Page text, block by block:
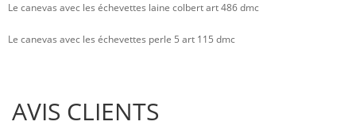
Le canevas avec les échevettes laine colbert art 486 dmc
Le canevas avec les échevettes perle 5 art 115 dmc
AVIS CLIENTS